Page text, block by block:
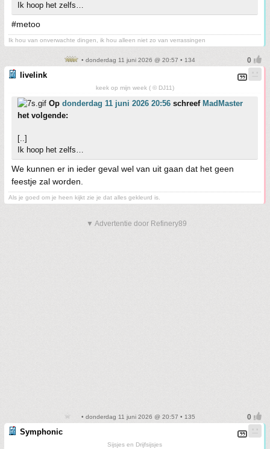
Ik hoop het zelfs…
#metoo
Ik hou van onverwachte dingen, ik hou alleen niet zo van verrassingen
• donderdag 11 juni 2026 @ 20:57 • 134
livelink
keek op mijn week ( © DJ11)
Op donderdag 11 juni 2026 20:56 schreef MadMaster
het volgende:
[..]
Ik hoop het zelfs…
We kunnen er in ieder geval wel van uit gaan dat het geen
feestje zal worden.
Als je goed om je heen kijkt zie je dat alles gekleurd is.
▼ Advertentie door Refinery89
• donderdag 11 juni 2026 @ 20:57 • 135
Symphonic
Sijsjes en Drijfsijsjes